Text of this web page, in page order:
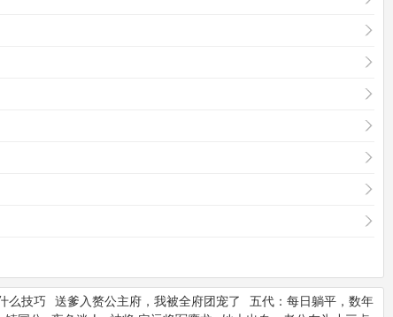
么技巧 送爹入赘公主府，我被全府团宠了
五代：每日躺平，数年